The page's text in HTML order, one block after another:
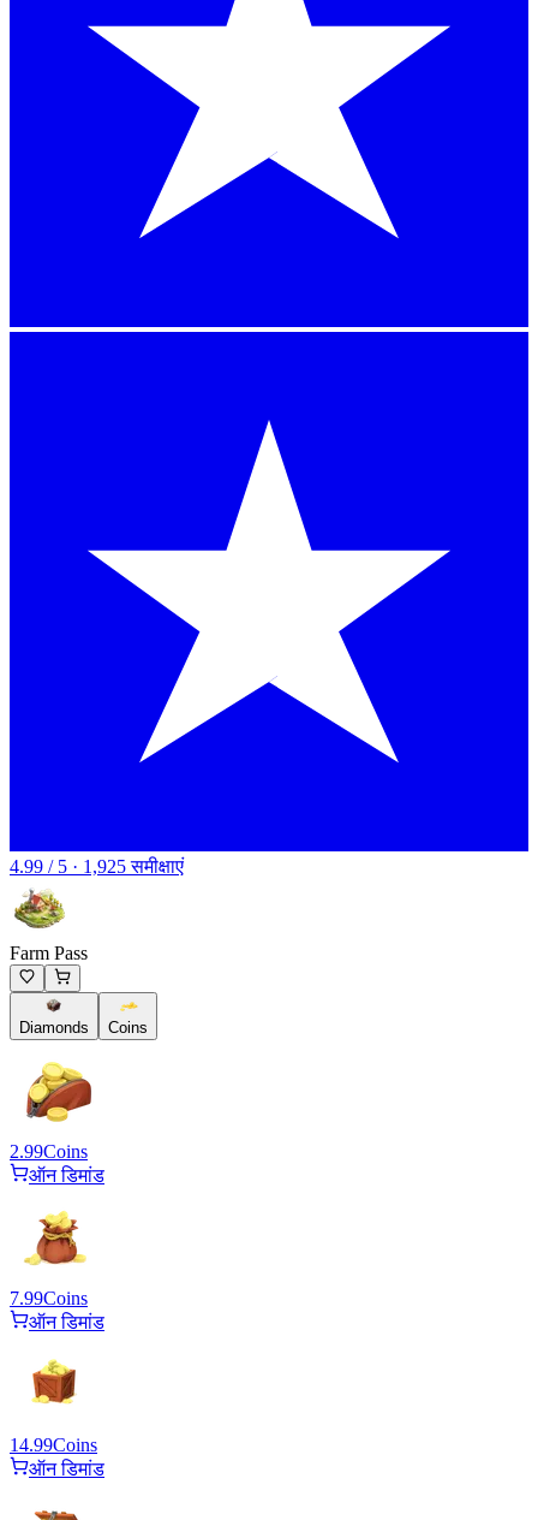
4.99 / 5 · 1,925 समीक्षाएं
Farm Pass
Diamonds Coins
2.99Coins
ऑन डिमांड
7.99Coins
ऑन डिमांड
14.99Coins
ऑन डिमांड